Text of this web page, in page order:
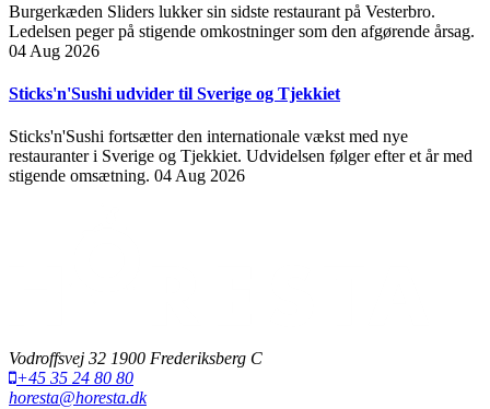
Burgerkæden Sliders lukker sin sidste restaurant på Vesterbro.
Ledelsen peger på stigende omkostninger som den afgørende årsag.
04 Aug 2026
Sticks'n'Sushi udvider til Sverige og Tjekkiet
Sticks'n'Sushi fortsætter den internationale vækst med nye
restauranter i Sverige og Tjekkiet. Udvidelsen følger efter et år med
stigende omsætning. 04 Aug 2026
Vodroffsvej 32 1900 Frederiksberg C
+45 35 24 80 80
horesta@horesta.dk